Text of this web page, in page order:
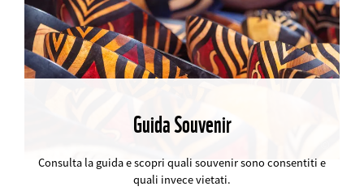
Guida Souvenir
Consulta la guida e scopri quali souvenir sono consentiti e
quali invece vietati.